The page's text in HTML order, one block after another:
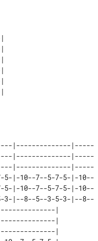
|--------------|-----
|--------------|-----
|--------------|-----
5-|-10--7--5-7-5-|-10--
5-|-10--7--5-7-5-|-10--
3-|--8--5--3-5-3-|--8--
|
|
|